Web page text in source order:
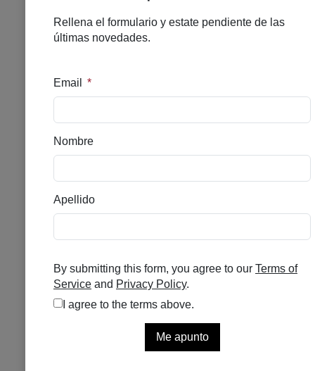
C-CONCENTRATE 15ML
Se el primero en puntuar